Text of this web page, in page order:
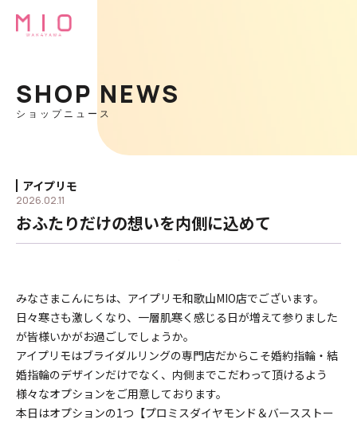
SHOP NEWS
ショップニュース
アイプリモ
2026.02.11
おふたりだけの想いを内側に込めて
みなさまこんにちは、アイプリモ和歌山MIO店でございます。
日々寒さも激しくなり、一層肌寒く感じる日が増えて参りました
が皆様いかがお過ごしでしょうか。
アイプリモはブライダルリングの専門店だからこそ婚約指輪・結
婚指輪のデザインだけでなく、内側までこだわって頂けるよう
様々なオプションをご用意しております。
本日はオプションの1つ【プロミスダイヤモンド＆バースストー